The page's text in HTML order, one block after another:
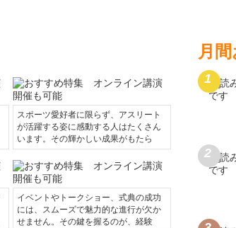
スポーツ愛好者に限らず、アスリート
が活躍する姿に感動する人はたくさん
います。その輝かしい成果がもたら
イベントやトークショー、式典の成功
には、スムーズで魅力的な進行が欠か
せません。その鍵を握るのが、経験
月